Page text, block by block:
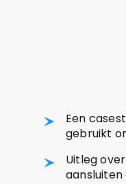
Een
gebruikt
Uitleg